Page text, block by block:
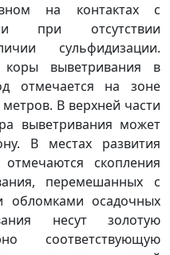
на контактах с
при отсутствии
сульфидизации.
выветривания в
отмечается на зоне
В верхней части
выветривания может
В местах развития
скопления
перемешанных с
осадочных
несут золотую
соответствующую